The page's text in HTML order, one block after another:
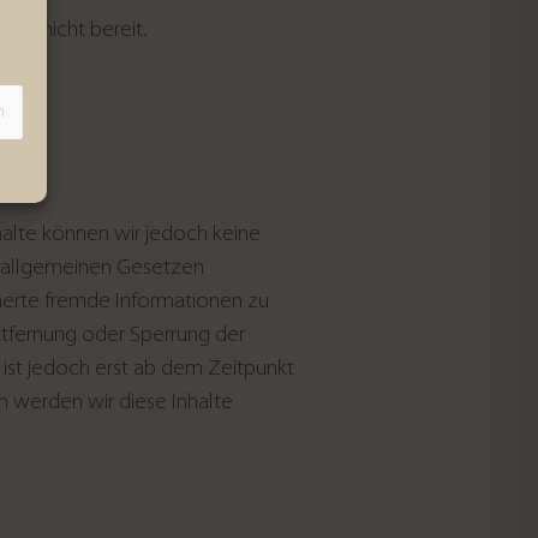
nicht bereit.
können wir jedoch keine
Gesetzen
fremde Informationen zu
oder Sperrung der
jedoch erst ab dem Zeitpunkt
werden wir diese Inhalte